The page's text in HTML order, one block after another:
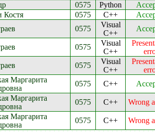
0575 Python
Костя 0575 C++
0575
Visual
C++
0575
Visual
C++
0575
Visual
C++
Маргарита
0575 C++
Маргарита
0575 C++ Wrong
Маргарита
0575 C++
Wrong